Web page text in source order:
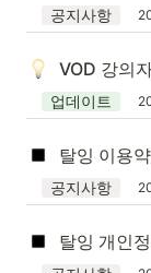
공지사항
VOD 강의
업데이트
탈잉 이용
공지사항
탈잉 개인